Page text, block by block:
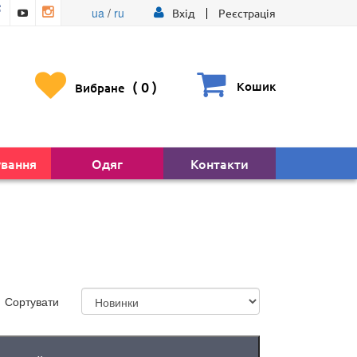
ua/ ru Вхід Реєстрація
Вибране ( 0) Кошик
Одяг Контакти
Сортувати